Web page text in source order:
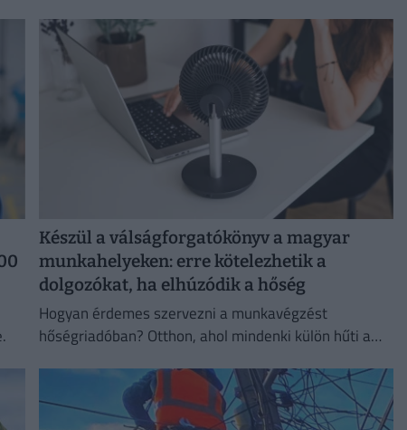
Készül a válságforgatókönyv a magyar
munkahelyeken: erre kötelezhetik a
dolgozókat, ha elhúzódik a hőség
Hogyan érdemes szervezni a munkavégzést
hőségriadóban? Otthon, ahol mindenki külön hűti a
irodaházban, ahol a hűtés központilag működik.